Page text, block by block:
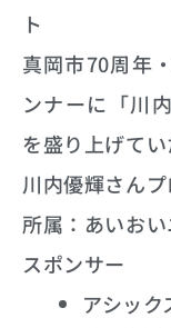
ト
真岡市70周年
ンナーに「川
を盛り上げてい
川内優輝さん
所属：あいお
スポンサー
アシッ